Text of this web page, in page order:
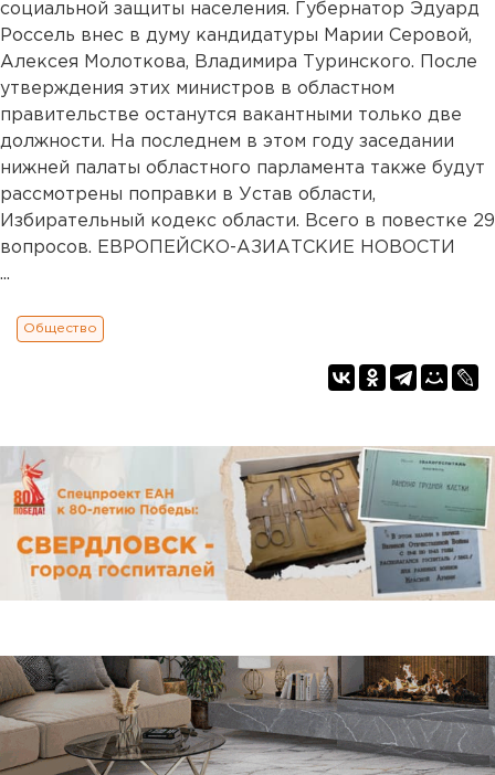
социальной защиты населения. Губернатор Эдуард
Россель внес в думу кандидатуры Марии Серовой,
Алексея Молоткова, Владимира Туринского. После
утверждения этих министров в областном
правительстве останутся вакантными только две
должности. На последнем в этом году заседании
нижней палаты областного парламента также будут
рассмотрены поправки в Устав области,
Избирательный кодекс области. Всего в повестке 29
вопросов. ЕВРОПЕЙСКО-АЗИАТСКИЕ НОВОСТИ
...
Общество